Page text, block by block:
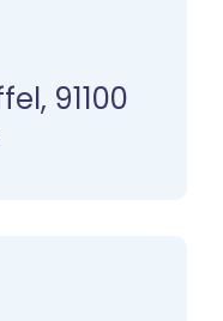
91100